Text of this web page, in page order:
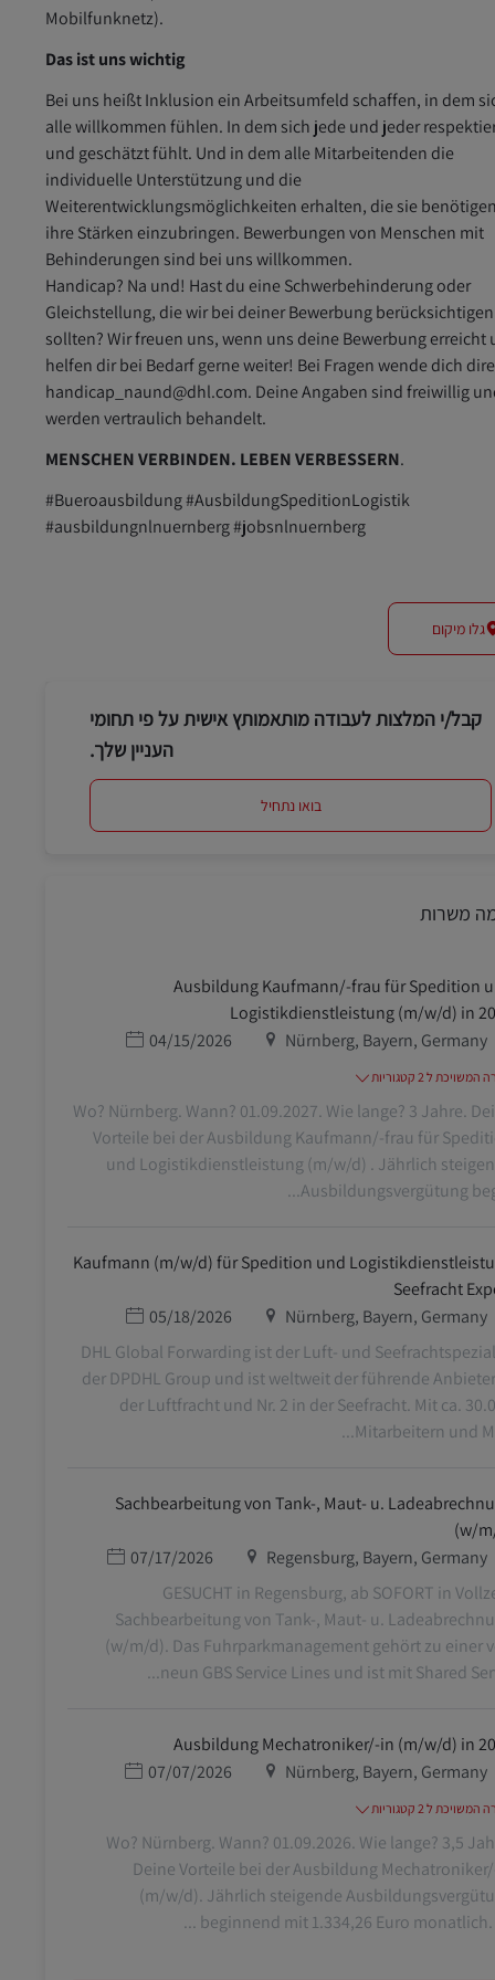
Mobilfunknetz).
Das ist uns wichtig
Bei uns heißt Inklusion ein Arbeitsumfeld schaffen, in dem
alle willkommen fühlen. In dem sich jede und jeder
und geschätzt fühlt. Und in dem alle Mitarbeitenden die
individuelle Unterstützung und die
Weiterentwicklungsmöglichkeiten erhalten, die sie
ihre Stärken einzubringen. Bewerbungen von Menschen mit
Behinderungen sind bei uns willkommen.
Handicap? Na und! Hast du eine Schwerbehinderung oder
Gleichstellung, die wir bei deiner Bewerbung berücksichtigen
sollten? Wir freuen uns, wenn uns deine Bewerbung erreicht
helfen dir bei Bedarf gerne weiter! Bei Fragen wende dich
handicap_naund@dhl.com. Deine Angaben sind freiwillig
werden vertraulich behandelt.
MENSCHEN VERBINDEN. LEBEN VERBESSERN.
#Bueroausbildung #AusbildungSpeditionLogistik
#ausbildungnlnuernberg #jobsnlnuernberg
גלו מיקום
קבל/י המלצות לעבודה מותאמותץ אישית על פי תחומי
העניין שלך.
בואו נתחיל
משרות
Ausbildung Kaufmann/-frau für Spedition
Logistikdienstleistung (m/w/d) in
מיקום
Nürnberg, Bayern, Germany תאריך פרסום
04/15/2026
ל 2 קטגוריות
Wo? Nürnberg. Wann? 01.09.2027. Wie lange? 3 Jahre.
Vorteile bei der Ausbildung Kaufmann/-frau für
und Logistikdienstleistung (m/w/d) . Jährlich
Ausbildungsvergütung
Kaufmann (m/w/d) für Spedition und
Seefracht
מיקום
Nürnberg, Bayern, Germany תאריך פרסום
05/18/2026
DHL Global Forwarding ist der Luft- und
der DPDHL Group und ist weltweit der führende
der Luftfracht und Nr. 2 in der Seefracht. Mit ca.
Mitarbeitern und
Sachbearbeitung von Tank-, Maut- u.
(w/
מיקום
Regensburg, Bayern, Germany תאריך פרסום
07/17/2026
GESUCHT in Regensburg, ab SOFORT in
Sachbearbeitung von Tank-, Maut- u.
(w/m/d). Das Fuhrparkmanagement gehört zu einer
neun GBS Service Lines und ist mit Shared
Ausbildung Mechatroniker/-in (m/w/d) in
מיקום
Nürnberg, Bayern, Germany תאריך פרסום
07/07/2026
ל 2 קטגוריות
Wo? Nürnberg. Wann? 01.09.2026. Wie lange? 3,5
Deine Vorteile bei der Ausbildung
(m/w/d). Jährlich steigende
beginnend mit 1.334,26 Euro monatlich.